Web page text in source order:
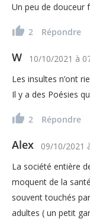
Un peu de douceur
2 Répondre
W 10/10/2021 à
Les insultes n’ont
Il y a des Poésies
2 Répondre
Alex 09/10/2021
La société entière
moquent de la
souvent touchés
adultes ( un petit